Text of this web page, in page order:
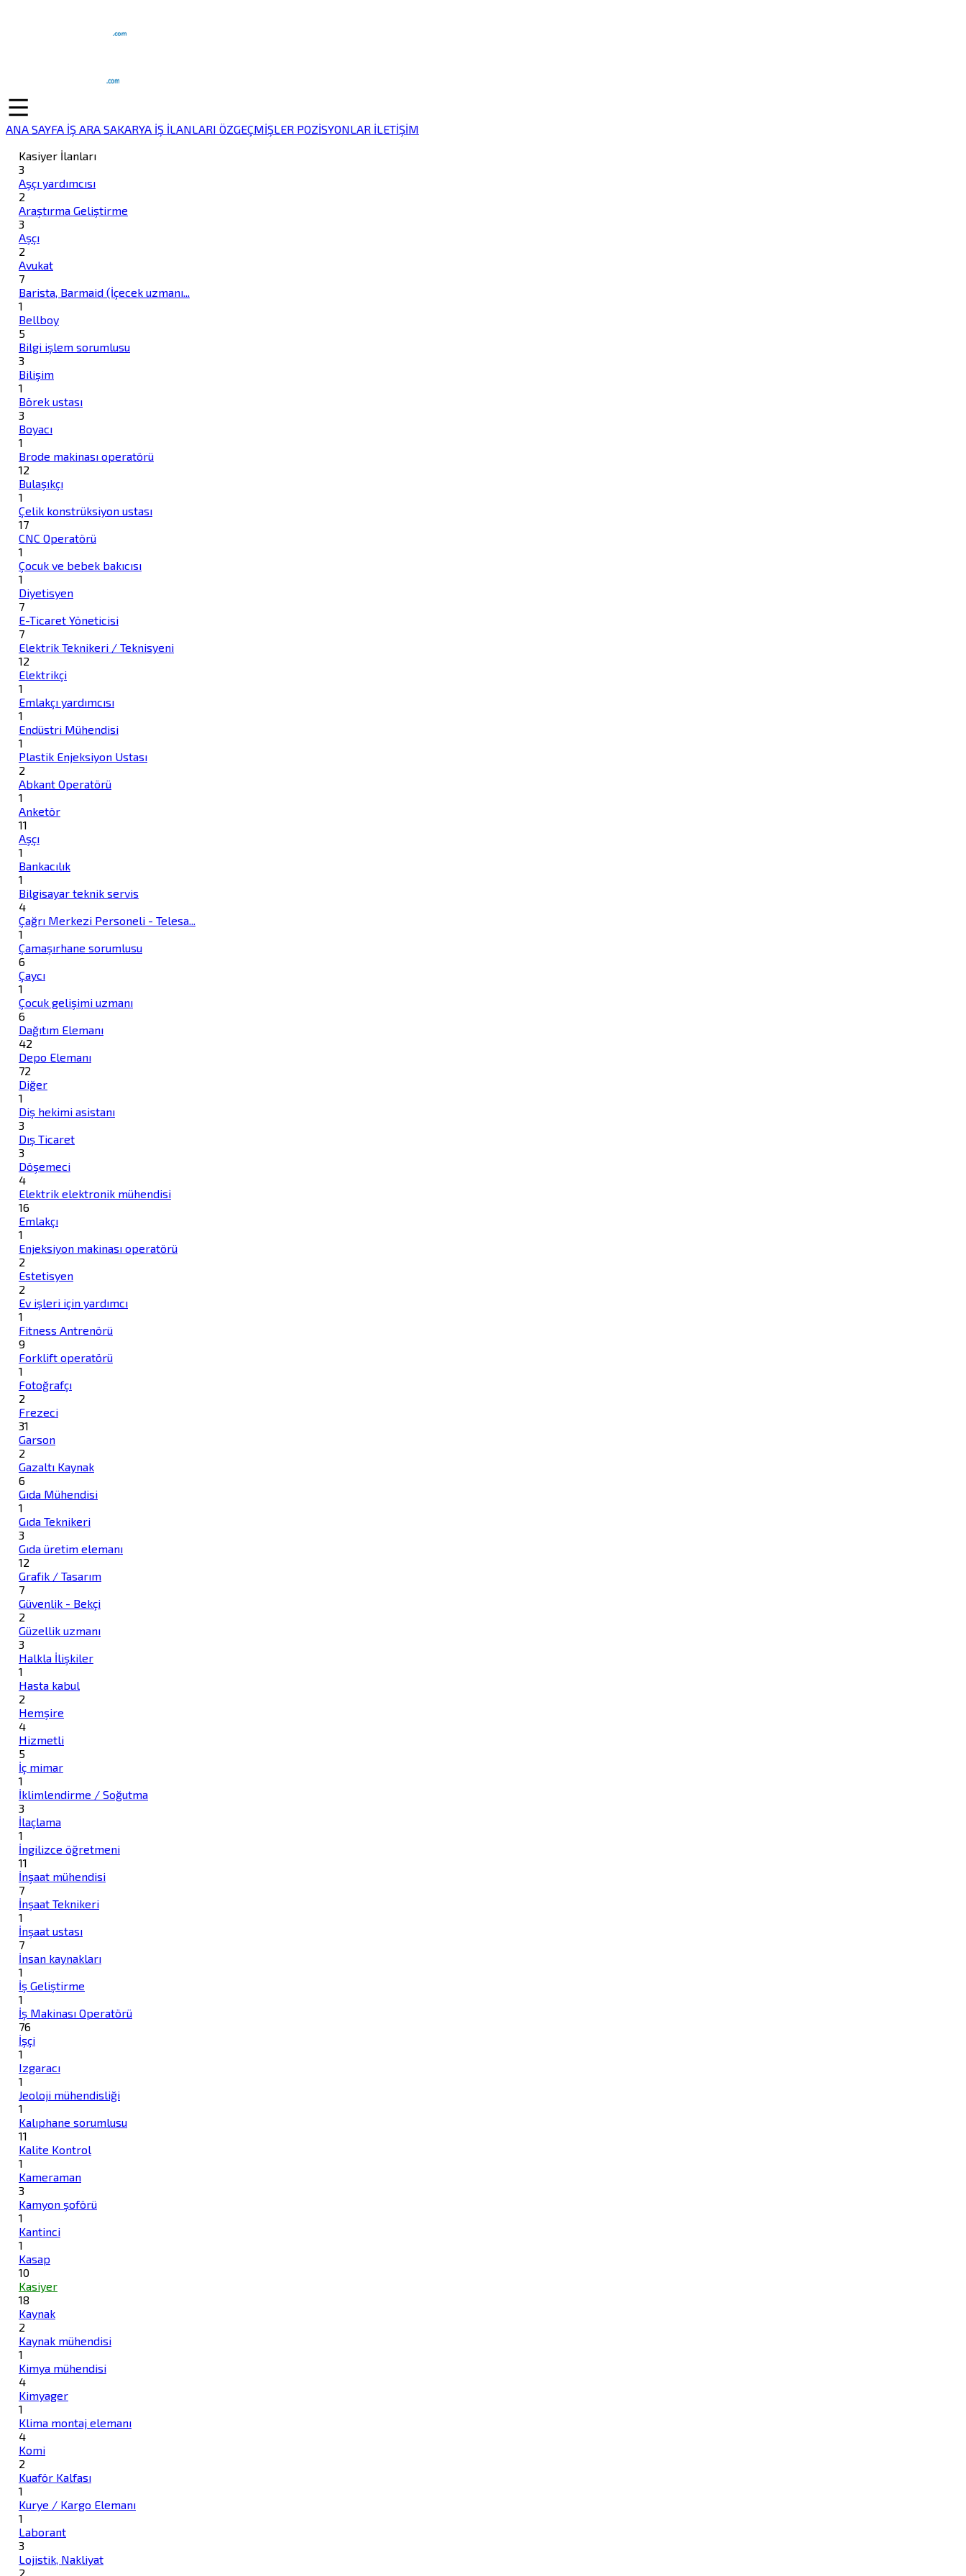
ANA SAYFA İŞ ARA SAKARYA İŞ İLANLARI ÖZGEÇMİŞLER POZİSYONLAR İLETİŞİM
Kasiyer İlanları
3
Aşçı yardımcısı
2
Araştırma Geliştirme
3
Aşçı
2
Avukat
7
Barista, Barmaid (İçecek uzmanı...
1
Bellboy
5
Bilgi işlem sorumlusu
3
Bilişim
1
Börek ustası
3
Boyacı
1
Brode makinası operatörü
12
Bulaşıkçı
1
Çelik konstrüksiyon ustası
17
CNC Operatörü
1
Çocuk ve bebek bakıcısı
1
Diyetisyen
7
E-Ticaret Yöneticisi
7
Elektrik Teknikeri / Teknisyeni
12
Elektrikçi
1
Emlakçı yardımcısı
1
Endüstri Mühendisi
1
Plastik Enjeksiyon Ustası
2
Abkant Operatörü
1
Anketör
11
Aşçı
1
Bankacılık
1
Bilgisayar teknik servis
4
Çağrı Merkezi Personeli - Telesa...
1
Çamaşırhane sorumlusu
6
Çaycı
1
Çocuk gelişimi uzmanı
6
Dağıtım Elemanı
42
Depo Elemanı
72
Diğer
1
Diş hekimi asistanı
3
Dış Ticaret
3
Döşemeci
4
Elektrik elektronik mühendisi
16
Emlakçı
1
Enjeksiyon makinası operatörü
2
Estetisyen
2
Ev işleri için yardımcı
1
Fitness Antrenörü
9
Forklift operatörü
1
Fotoğrafçı
2
Frezeci
31
Garson
2
Gazaltı Kaynak
6
Gıda Mühendisi
1
Gıda Teknikeri
3
Gıda üretim elemanı
12
Grafik / Tasarım
7
Güvenlik - Bekçi
2
Güzellik uzmanı
3
Halkla İlişkiler
1
Hasta kabul
2
Hemşire
4
Hizmetli
5
İç mimar
1
İklimlendirme / Soğutma
3
İlaçlama
1
İngilizce öğretmeni
11
İnşaat mühendisi
7
İnşaat Teknikeri
1
İnşaat ustası
7
İnsan kaynakları
1
İş Geliştirme
1
İş Makinası Operatörü
76
İşçi
1
Izgaracı
1
Jeoloji mühendisliği
1
Kalıphane sorumlusu
11
Kalite Kontrol
1
Kameraman
3
Kamyon şoförü
1
Kantinci
1
Kasap
10
Kasiyer
18
Kaynak
2
Kaynak mühendisi
1
Kimya mühendisi
4
Kimyager
1
Klima montaj elemanı
4
Komi
2
Kuaför Kalfası
1
Kurye / Kargo Elemanı
1
Laborant
3
Lojistik, Nakliyat
2